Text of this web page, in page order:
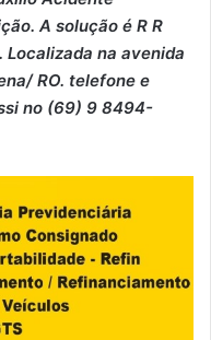
A solução é R R
Localizada na avenida
RO. telefone e
no (69) 9 8494-